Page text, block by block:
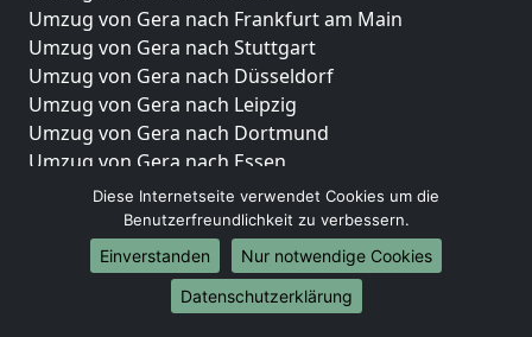
Umzug von Gera nach Frankfurt am Main
Umzug von Gera nach Stuttgart
Umzug von Gera nach Düsseldorf
Umzug von Gera nach Leipzig
Umzug von Gera nach Dortmund
Umzug von Gera nach Essen
Umzug von Gera nach Bremen
Umzug von Gera nach Dresden
Umzug von Gera nach Hannover
Umzug von Gera nach Nürnberg
Umzug von Gera nach Duisburg
Diese Internetseite verwendet Cookies um die
Benutzerfreundlichkeit zu verbessern.
Einverstanden
Nur notwendige Cookies
Datenschutzerklärung